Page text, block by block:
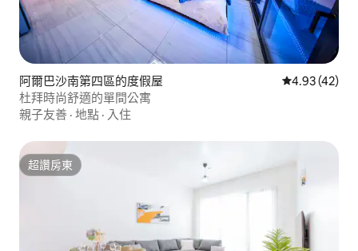
阿爾巴沙南第四區的度假屋 從 42 則評價
4.93 (42)
杜拜時尚舒適的單間公寓
親子友善 · 地點 · 入住
超讚房東
超讚房東